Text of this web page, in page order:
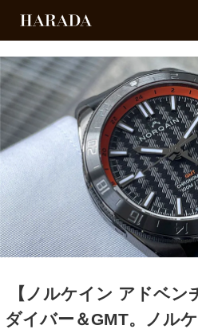
【ノルケイン アドベン
ダイバー＆GMT。ノル